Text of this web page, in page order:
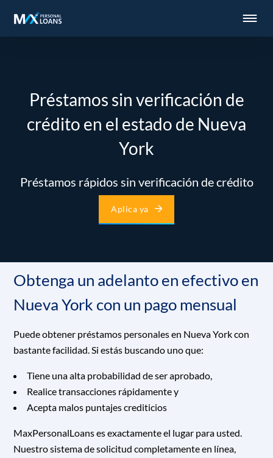
Préstamos sin verificación de
crédito en el estado de Nueva
York
Préstamos rápidos sin verificación de crédito
Aplica ya
Obtenga un adelanto en efectivo en
Nueva York con un pago mensual
Puede obtener préstamos personales en Nueva York con
bastante facilidad. Si estás buscando uno que:
Tiene una alta probabilidad de ser aprobado,
Realice transacciones rápidamente y
Acepta malos puntajes crediticios
MaxPersonalLoans es exactamente el lugar para usted.
Nuestro sistema de solicitud completamente en línea,